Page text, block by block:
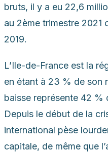
bruts, il y a eu 22,6
au 2ème trimestre 2021
2019.
L’Ile-de-France est la
en étant à 23 % de son
baisse représente 42 %
Depuis le début de la
international pèse
capitale, de même que